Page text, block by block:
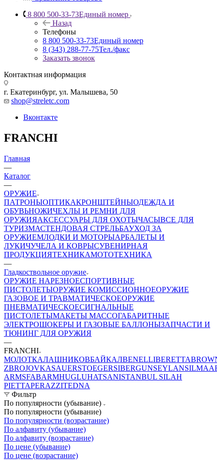
8 800 500-33-73Единый номер
Назад
Телефоны
8 800 500-33-73Единый номер
8 (343) 288-77-75Тел./факс
Заказать звонок
Контактная информация
г. Екатеринбург, ул. Малышева, 50
shop@streletc.com
Вконтакте
FRANCHI
Главная
—
Каталог
—
ОРУЖИЕ
ПАТРОНЫОПТИКАКРОНШТЕЙНЫОДЕЖДА И
ОБУВЬНОЖИЧЕХЛЫ И РЕМНИ ДЛЯ
ОРУЖИЯАКСЕССУАРЫ ДЛЯ ОХОТЫЧАСЫВСЕ ДЛЯ
ТУРИЗМАСТЕНДОВАЯ СТРЕЛЬБАУХОД ЗА
ОРУЖИЕМЛОДКИ И МОТОРЫАРБАЛЕТЫ И
ЛУКИЧУЧЕЛА И КОВРЫСУВЕНИРНАЯ
ПРОДУКЦИЯТЕХНИКАМОТОТЕХНИКА
—
Гладкоствольное оружие
ОРУЖИЕ НАРЕЗНОЕСПОРТИВНЫЕ
ПИСТОЛЕТЫОРУЖИЕ КОМИССИОННОЕОРУЖИЕ
ГАЗОВОЕ И ТРАВМАТИЧЕСКОЕОРУЖИЕ
ПНЕВМАТИЧЕСКОЕСИГНАЛЬНЫЕ
ПИСТОЛЕТЫМАКЕТЫ МАССОГАБАРИТНЫЕ
ЭЛЕКТРОШОКЕРЫ И ГАЗОВЫЕ БАЛЛОНЫЗАПЧАСТИ И
ТЮНИНГ ДЛЯ ОРУЖИЯ
—
FRANCHI
МОЛОТКАЛАШНИКОВБАЙКАЛBENELLIBERETTA
ZBROJOVKASAUERSTOEGERSIBERGUNSEYLANSILMA
ARMSFABARMHUGLUHATSANISTANBUL SILAH
PIETTAPERAZZITEDNA
Фильтр
По популярности (убывание)
По популярности (убывание)
По популярности (возрастание)
По алфавиту (убывание)
По алфавиту (возрастание)
По цене (убывание)
По цене (возрастание)